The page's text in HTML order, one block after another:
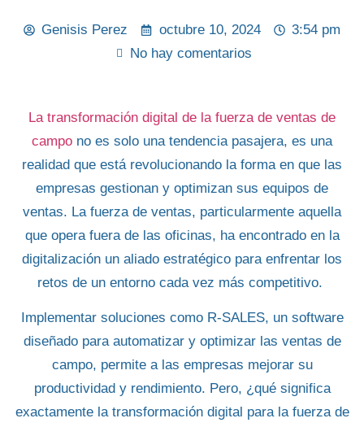
Genisis Perez octubre 10, 2024
3:54 pm
No hay comentarios
La transformación digital de la fuerza de ventas de
campo no es solo una tendencia pasajera, es una
realidad que está revolucionando la forma en que las
empresas gestionan y optimizan sus equipos de
ventas. La fuerza de ventas, particularmente aquella
queopera fuera de las oficinas, ha encontrado en la
digitalización un aliado estratégico para enfrentar los
retos de un entorno cada vez más competitivo.
Implementar soluciones como R-SALES, un software
diseñado para automatizar y optimizar las ventas de
campo, permite a las empresas mejorar su
productividad y rendimiento. Pero, ¿qué significa
exactamente la transformación digital para la fuerza de